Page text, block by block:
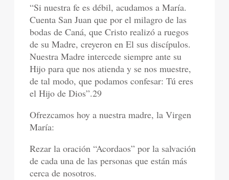
“Si nuestra fe es débil, acudamos a María.
Cuenta San Juan que por el milagro de las
bodas de Caná, que Cristo realizó a ruegos
de su Madre, creyeron en El sus discípulos.
Nuestra Madre intercede siempre ante su
Hijo para que nos atienda y se nos muestre,
de tal modo, que podamos confesar: Tú eres
el Hijo de Dios”.29
Ofrezcamos hoy a nuestra madre, la Virgen
María:
Rezar la oración “Acordaos” por la salvación
de cada una de las personas que están más
cerca de nosotros.